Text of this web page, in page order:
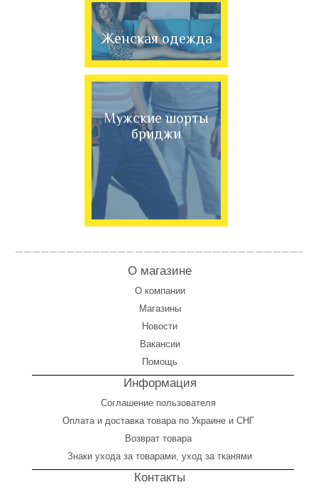
Женская одежда
Мужские шорты
бриджи
О магазине
О компании
Магазины
Новости
Вакансии
Помощь
Информация
Соглашение пользователя
Оплатаи доставка товара по Украине и СНГ
Возврат товара
Знаки ухода за товарами, уход за тканями
Контакты